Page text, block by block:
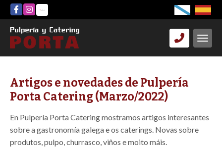
Artigos e novedades de Pulpería
Porta Catering (Marzo/2022)
En Pulpería Porta Catering mostramos artigos interesantes
sobre a gastronomía galega e os caterings. Novas sobre
produtos, pulpo, churrasco, viños e moito máis.